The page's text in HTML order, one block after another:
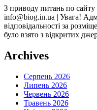
З приводу питань по сайту
info@biog.in.ua | Увага!
відповідальності за
було взято з відкритих
Archives
Серпень 2026
Липень 2026
Червень 2026
Травень 2026